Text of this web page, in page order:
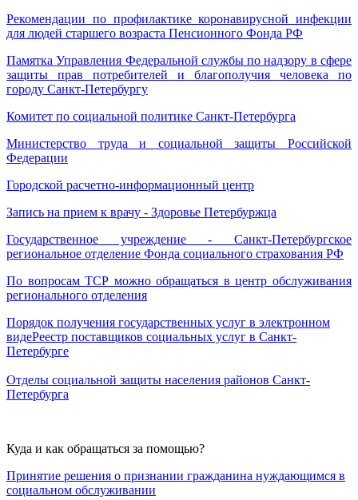
Рекомендации по профилактике коронавирусной инфекции
для людей старшего возраста Пенсионного Фонда РФ
Памятка Управления Федеральной службы по надзору в сфере
защиты прав потребителей и благополучия человека по
городу Санкт-Петербургу
Комитет по социальной политике Санкт-Петербурга
Министерство труда и социальной защиты Российской
Федерации
Городской расчетно-информационный центр
Запись на прием к врачу - Здоровье Петербуржца
Государственное учреждение - Санкт-Петербургское
региональное отделение Фонда социального страхования РФ
По вопросам ТСР можно обращаться в центр обслуживания
регионального отделения
Порядок получения государственных услуг в электронном
видеРеестр поставщиков социальных услуг в Санкт-
Петербурге
Отделы социальной защиты населения районов Санкт-
Петербурга
Куда и как обращаться за помощью?
Принятие решения о признании гражданина нуждающимся в
социальном обслуживании